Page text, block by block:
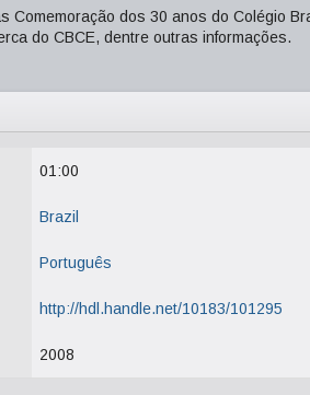
Comemoração dos 30 anos do Colégio
do CBCE, dentre outras informações.
01:00
Brazil
Português
http://hdl.handle.net/10183/101295
2008